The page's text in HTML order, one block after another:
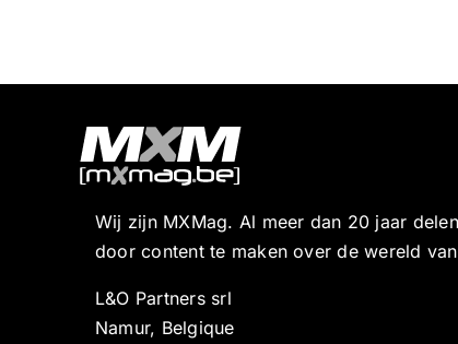
Wij zijn MXMag. Al meer dan 20 jaar
door content te maken over de wereld
L&O Partners srl
Namur, Belgique